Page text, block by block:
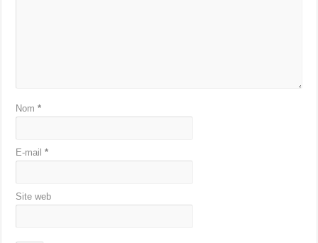
Nom*
E-mail*
Site web